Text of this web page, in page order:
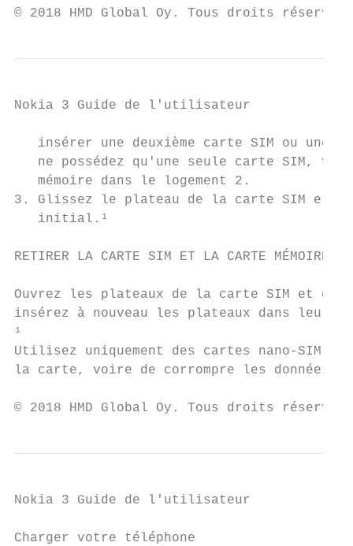
© 2018 HMD Global Oy. Tous
Nokia 3 Guide de l'utilisateur
insérer une deuxième carte SIM ou une
ne possédez qu'une seule carte SIM,
   mémoire dans le logement 2.
3. Glissez le plateau de la carte SIM et de
   initial.¹
RETIRER LA CARTE SIM ET LA CARTE MÉMOIRE
Ouvrez les plateaux de la carte SIM et
insérez à nouveau les plateaux dans leurs
¹
Utilisez uniquement des cartes nano-SIM
la carte, voire de corrompre les données
© 2018 HMD Global Oy. Tous
Nokia 3 Guide de l'utilisateur
Charger votre téléphone